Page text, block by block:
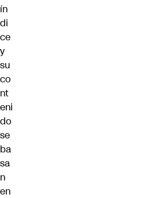
ín
di
ce
y
su
co
nt
eni
do
se
ba
sa
n
en